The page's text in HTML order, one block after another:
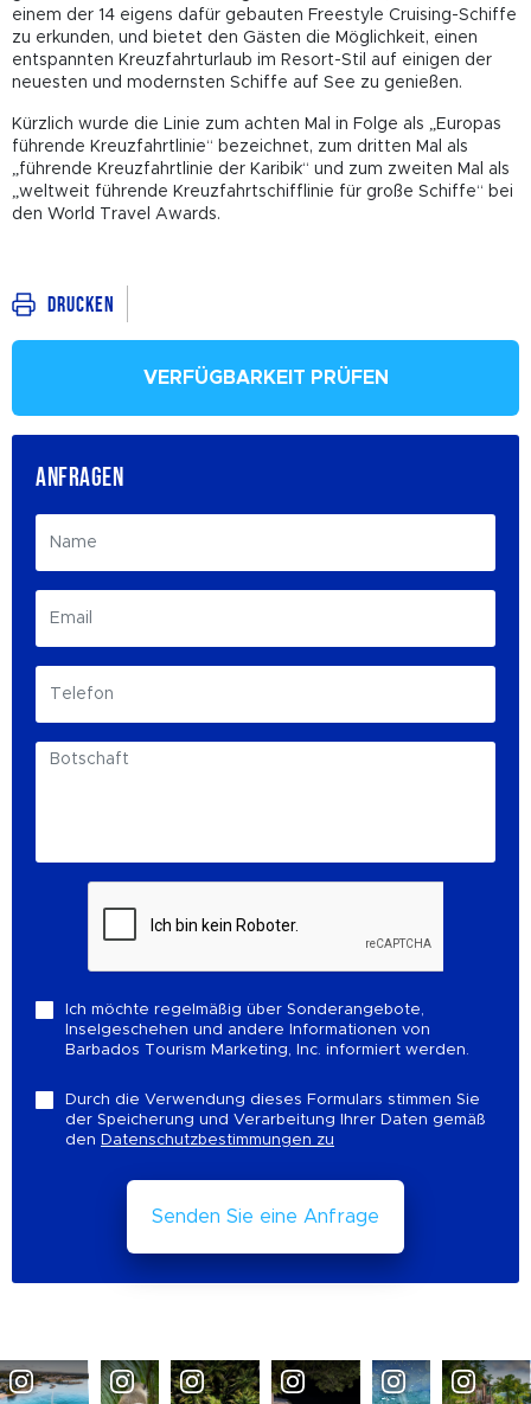
einem der 14 eigens dafür gebauten Freestyle Cruising-Schiffe
zu erkunden, und bietet den Gästen die Möglichkeit, einen
entspannten Kreuzfahrturlaub im Resort-Stil auf einigen der
neuesten und modernsten Schiffe auf See zu genießen.
Kürzlich wurde die Linie zum achten Mal in Folge als „Europas
führende Kreuzfahrtlinie“ bezeichnet, zum dritten Mal als
„führende Kreuzfahrtlinie der Karibik“ und zum zweiten Mal als
„weltweit führende Kreuzfahrtschifflinie für große Schiffe“ bei
den World Travel Awards.
Drucken
VERFÜGBARKEIT PRÜFEN
ANFRAGEN
Ich möchte regelmäßig über Sonderangebote,
Inselgeschehen und andere Informationen von
Barbados Tourism Marketing, Inc. informiert werden.
Durch die Verwendung dieses Formulars stimmen Sie
der Speicherung und Verarbeitung Ihrer Daten gemäß
den Datenschutzbestimmungen zu